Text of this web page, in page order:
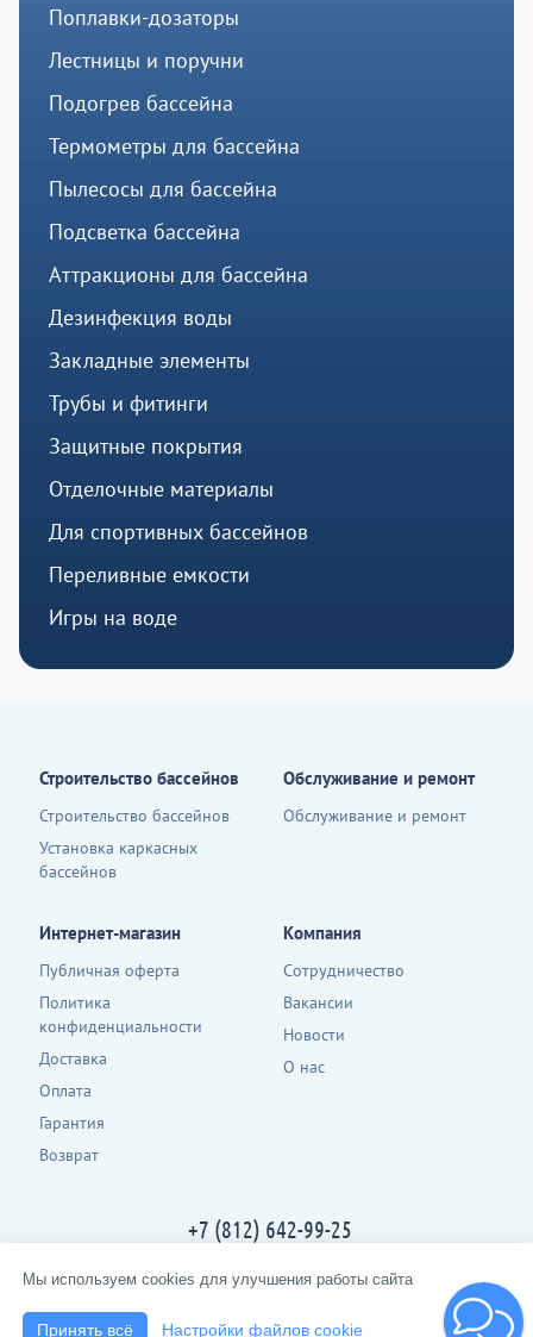
Поплавки-дозаторы
Лестницы и поручни
Подогрев бассейна
Термометры для бассейна
Пылесосы для бассейна
Подсветка бассейна
Аттракционы для бассейна
Дезинфекция воды
Закладные элементы
Трубы и фитинги
Защитные покрытия
Отделочные материалы
Для спортивных бассейнов
Переливные емкости
Игры на воде
+7 (812) 642-99-25
Контакты
2013-2026 · spbpool.ru · все права защищены
Строительство бассейнов
Строительство бассейнов
Установка каркасных
бассейнов
Обслуживание и ремонт
Обслуживание и ремонт
Интернет-магазин
Публичная оферта
Политика
конфиденциальности
Доставка
Оплата
Гарантия
Возврат
Компания
Сотрудничество
Вакансии
Новости
О нас
Мы используем cookies для улучшения работы сайта
Принять всё Настройки файлов cookie